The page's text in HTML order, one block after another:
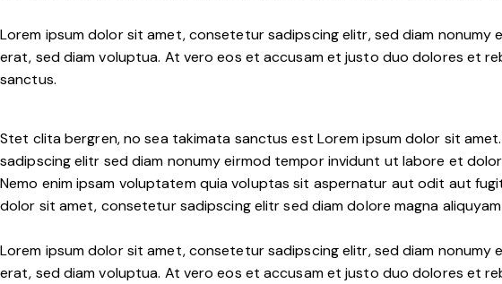
Lorem ipsum dolor sit amet, consetetur sadipscing elitr, sed diam
erat, sed diam voluptua. At vero eos et accusam et justo duo dolores et
sanctus.
Stet clita bergren, no sea takimata sanctus est Lorem ipsum dolor sit
sadipscing elitr sed diam nonumy eirmod tempor invidunt ut labore et
Nemo enim ipsam voluptatem quia voluptas sit aspernatur aut odit aut
dolor sit amet, consetetur sadipscing elitr sed diam dolore magna
Lorem ipsum dolor sit amet, consetetur sadipscing elitr, sed diam
erat, sed diam voluptua. At vero eos et accusam et justo duo dolores et